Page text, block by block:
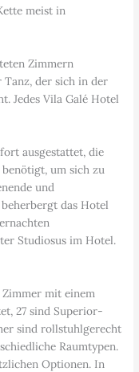
meist in
Zimmern
der sich in der
Jedes Vila Galé Hotel
ausgestattet, die
um sich zu
und
das Hotel
Studiosus im Hotel.
Zimmer mit einem
27 sind Superior-
sind rollstuhlgerecht
Raumtypen.
Optionen. In